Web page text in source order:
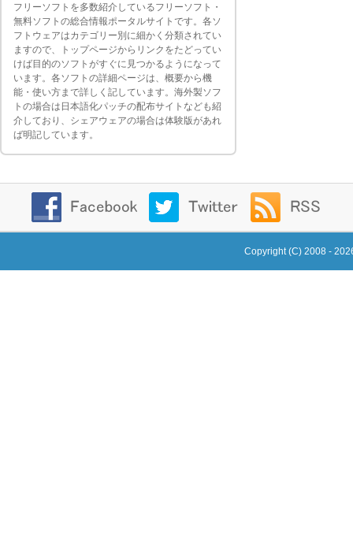
フリーソフトを多数紹介しているフリーソフト・
無料ソフトの総合情報ポータルサイトです。各ソ
フトウェアはカテゴリー別に細かく分類されてい
ますので、トップページからリンクをたどってい
けば目的のソフトがすぐに見つかるようになって
います。各ソフトの詳細ページは、概要から機
能・使い方まで詳しく記しています。海外製ソフ
トの場合は日本語化パッチの配布サイトなども紹
介しており、シェアウェアの場合は体験版があれ
ば明記しています。
Copyright (C) 2008 -